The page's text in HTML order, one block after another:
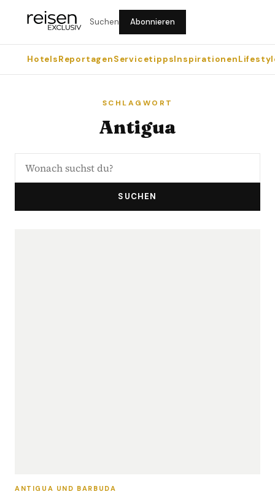
Suchen Abonnieren
HotelsReportagenServicetippsInspirationen
SCHLAGWORT
Antigua
SUCHEN
ANTIGUA UND BARBUDA